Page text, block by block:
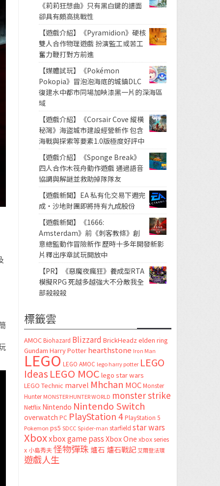
《莉莉狂想曲》只有黑白鍵的譜面
卻具有頗高挑戰性
【遊戲介紹】《Pyramidion》硬核
雙人合作物理遊戲 扮演監工或苦工
奮力鞭打對方前進
【媒體試玩】《Pokémon
Pokopia》冒泡泡海底的城鎮DLC
復建水中都市同場加映漆黑一片的深海區
域
【遊戲介紹】《Corsair Cove 縱橫
秘灣》海盜城市建設經營新作 包含
海戰與探索等要素1.0版極度好評中
【遊戲介紹】《Sponge Break》
四人合作木筏舟動作遊戲 通過語音
協調與解謎並救助掉隊隊友
【遊戲新聞】EA 私有化交易下週完
成・沙地財團即將持有九成股份
【遊戲新聞】《1666:
Amsterdam》前《刺客教條》創
意總監動作冒險新作 歷時十多年開發新影
片釋出序章試玩開放中
【PR】《惡魔夜瘋狂》養成型RTA
模擬RPG 死越多越強大不分敵我全
部殺殺殺
標籤雲
AMOC Biohazard Blizzard BrickHeadz elden ring
Gundam Harry Potter hearthstone Iron Man
LEGO LEGO AMOC lego harry potter LEGO
Ideas LEGO MOC lego star wars
LEGO Technic marvel Mhchan MOC Monster
Hunter MONSTER HUNTER WORLD monster strike
Netflix Nintendo Nintendo Switch
overwatch PC PlayStation 4 PlayStation 5
Pokemon ps5 SDCC Spider-man starfield star wars
Xboxxbox game passXbox One xbox series
x 小島秀夫怪物彈珠 爐石 爐石戰記艾爾登法環
遊戲人生